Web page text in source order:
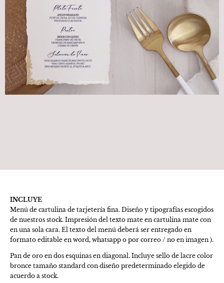
INCLUYE
Menú de cartulina de tarjetería fina. Diseño y tipografías escogidos
de nuestros stock. Impresión del texto mate en cartulina mate con
en una sola cara. El texto del menú deberá ser entregado en
formato editable en word, whatsapp o por correo / no en imagen ).
Pan de oro en dos esquinas en diagonal. Incluye sello de lacre color
bronce tamaño standard con diseño predeterminado elegido de
acuerdo a stock.